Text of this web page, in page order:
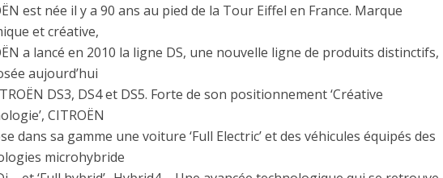
est née il y a 90 ans au pied de la Tour Eiffel en France. Marque
et créative,
a lancé en 2010 la ligne DS, une nouvelle ligne de produits distinctifs,
aujourd’hui
DS3, DS4 et DS5. Forte de son positionnement ‘Créative
CITROËN
dans sa gamme une voiture ‘Full Electric’ et des véhicules équipés des
microhybride